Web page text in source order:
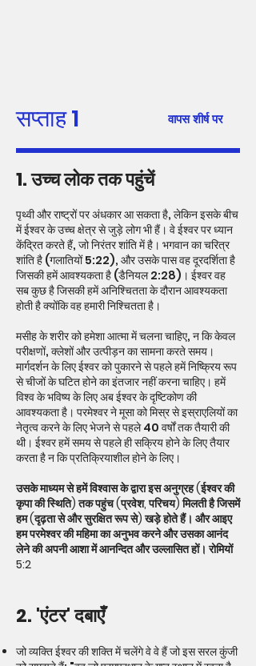
सप्ताह 1 वापस शीर्ष पर
1. उच्च लोक तक पहुंचें
पृथ्वी और राष्ट्रों पर अंधकार आ सकता है, लेकिन इसके बीच
में ईश्वर के उच्च क्षेत्र से जुड़े लोग भी हैं। वे ईश्वर पर ध्यान
केंद्रित करते हैं, जो निरंतर शांति में है। भगवान का चरित्र
शांति है (गलातियों 5:22), और उसके पास वह दूरदर्शिता है
जिसकी हमें आवश्यकता है (डैनियल 2:28)। ईश्वर वह
सब कुछ है जिसकी हमें अनिश्चितता के दौरान आवश्यकता
होती है क्योंकि वह हमारी निश्चितता है।
मसीह के शरीर को हमेशा आत्मा में चलना चाहिए, न कि केवल
परीक्षणों, क्लेशों और उत्पीड़न का सामना करते समय।
मार्गदर्शन के लिए ईश्वर को पुकारने से पहले हमें निष्क्रिय रूप
से चीजों के घटित होने का इंतजार नहीं करना चाहिए। हमें
विश्व के भविष्य के लिए अब ईश्वर के दृष्टिकोण की
आवश्यकता है। परमेश्वर ने मूसा को मिस्र से इस्राएलियों का
नेतृत्व करने के लिए भेजने से पहले 40 वर्षों तक तैयारी की
थी। ईश्वर हमें समय से पहले ही सक्रिय होने के लिए तैयार
करता है न कि प्रतिक्रियाशील होने के लिए।
उसके माध्यम से हमें विश्वास के द्वारा इस अनुग्रह (ईश्वर की
कृपा की स्थिति) तक पहुंच (प्रवेश, परिचय) मिलती है जिसमें
हम (दृढ़ता से और सुरक्षित रूप से) खड़े होते हैं। और आइए
हम परमेश्वर की महिमा का अनुभव करने और उसका आनंद
लेने की अपनी आशा में आनन्दित और उल्लासित हों। रोमियों
5:2
2. 'एंटर' दबाएँ
जो व्यक्ति ईश्वर की शक्ति में चलेंगे वे वे हैं जो इस सरल कुंजी